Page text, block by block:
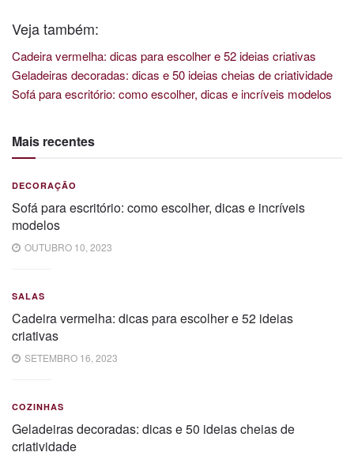
Veja também:
Cadeira vermelha: dicas para escolher e 52 ideias criativas
Geladeiras decoradas: dicas e 50 ideias cheias de criatividade
Sofá para escritório: como escolher, dicas e incríveis modelos
Mais recentes
DECORAÇÃO
Sofá para escritório: como escolher, dicas e incríveis
modelos
OUTUBRO 10, 2023
SALAS
Cadeira vermelha: dicas para escolher e 52 ideias
criativas
SETEMBRO 16, 2023
COZINHAS
Geladeiras decoradas: dicas e 50 ideias cheias de
criatividade